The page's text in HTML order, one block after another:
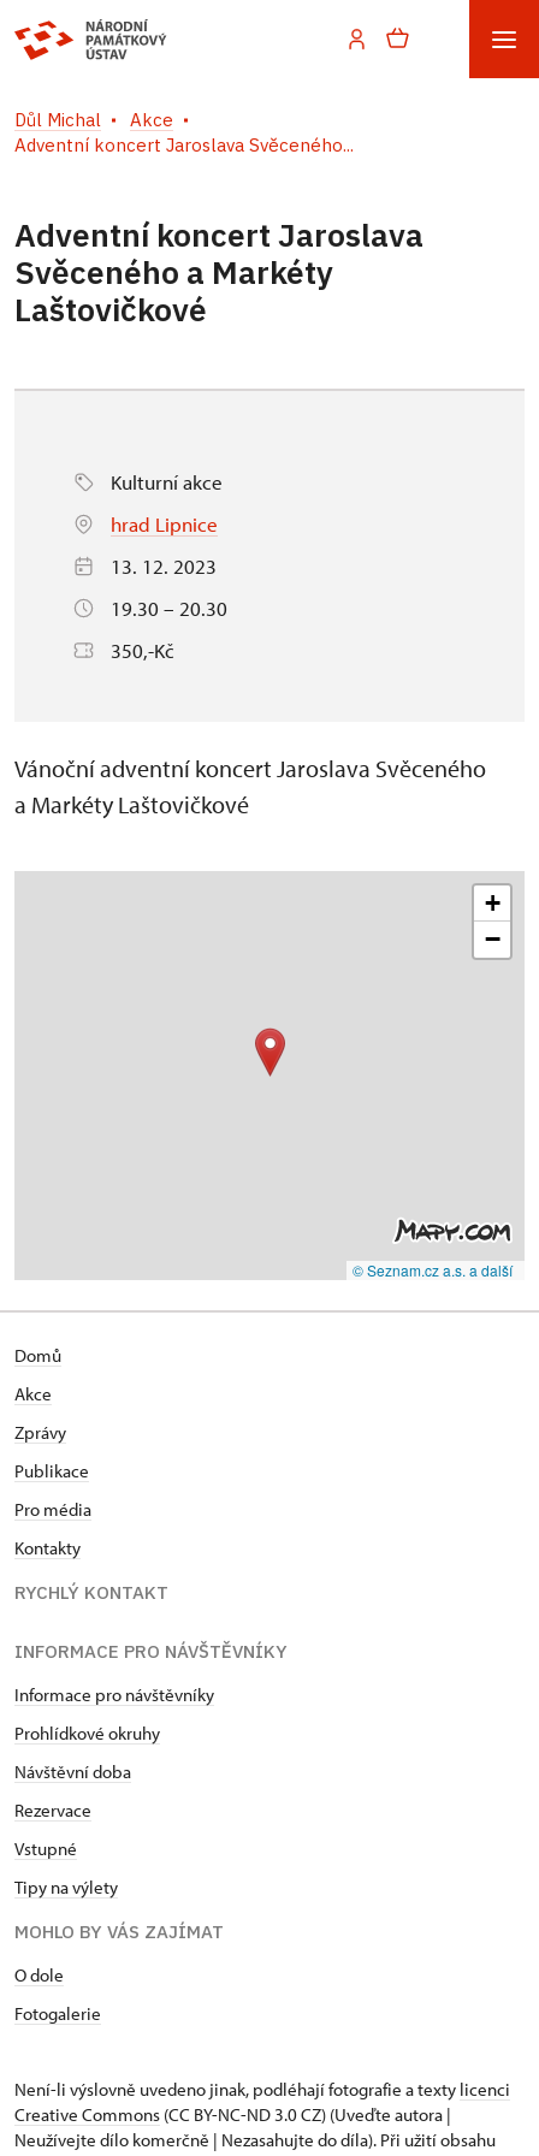
Důl Michal
Akce
Adventní koncert Jaroslava Svěceného...
Adventní koncert Jaroslava
Svěceného a Markéty
Laštovičkové
Kulturní akce
hrad Lipnice
13. 12. 2023
19.30 – 20.30
350,-Kč
Vánoční adventní koncert Jaroslava Svěceného
a Markéty Laštovičkové
+
−
© Seznam.cz a.s. a další
Domů
Akce
Zprávy
Publikace
Pro média
Kontakty
RYCHLÝ KONTAKT
INFORMACE PRO NÁVŠTĚVNÍKY
Informace pro návštěvníky
Prohlídkové okruhy
Návštěvní doba
Rezervace
Vstupné
Tipy na výlety
MOHLO BY VÁS ZAJÍMAT
O dole
Fotogalerie
Není-li výslovně uvedeno jinak, podléhají fotografie a texty licenci
Creative Commons (CC BY-NC-ND 3.0 CZ) (Uveďte autora |
Neužívejte dílo komerčně | Nezasahujte do díla). Při užití obsahu